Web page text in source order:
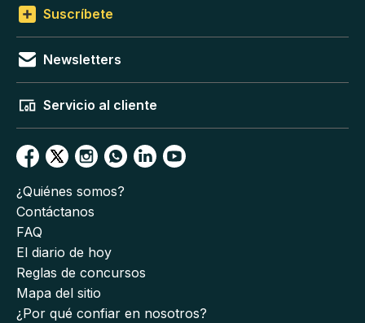
Suscríbete
Newsletters
Servicio al cliente
¿Quiénes somos?
Contáctanos
FAQ
El diario de hoy
Reglas de concursos
Mapa del sitio
¿Por qué confiar en nosotros?